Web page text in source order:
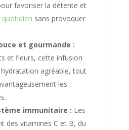
favoriser la détente et
quotidien sans provoquer
et gourmande :
et fleurs, cette infusion
agréable, tout
les
immunitaire : Les
des vitamines C et B, du